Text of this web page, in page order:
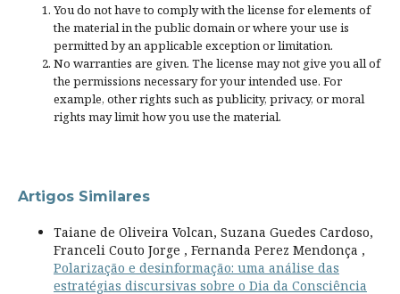
You do not have to comply with the license for elements of
the material in the public domain or where your use is
permitted by an applicable exception or limitation.
No warranties are given. The license may not give you all of
the permissions necessary for your intended use. For
example, other rights such as publicity, privacy, or moral
rights may limit how you use the material.
Artigos Similares
Taiane de Oliveira Volcan, Suzana Guedes Cardoso,
Franceli Couto Jorge , Fernanda Perez Mendonça ,
Polarização e desinformação: uma análise das
estratégias discursivas sobre o Dia da Consciência